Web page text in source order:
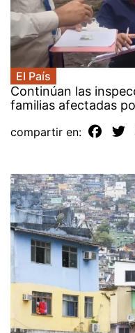
El País
Continúan las
familias afectadas
compartir en: